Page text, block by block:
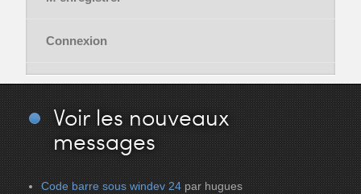
Connexion
Voir les nouveaux
messages
Code barre sous windev 24 par hugues